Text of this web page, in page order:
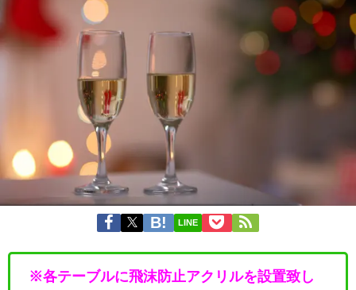
LINE
※各テーブルに飛沫防止アクリルを設置致し